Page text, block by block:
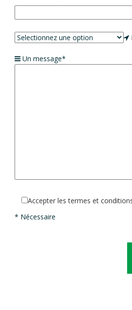
Un message*
Accepter les termes et
* Nécessaire